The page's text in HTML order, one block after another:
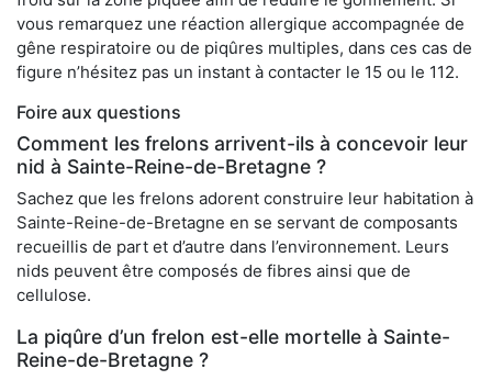
vous remarquez une réaction allergique accompagnée de
gêne respiratoire ou de piqûres multiples, dans ces cas de
figure n’hésitez pas un instant à contacter le 15 ou le 112.
Foire aux questions
Comment les frelons arrivent-ils à concevoir leur
nid à Sainte-Reine-de-Bretagne ?
Sachez que les frelons adorent construire leur habitation à
Sainte-Reine-de-Bretagne en se servant de composants
recueillis de part et d’autre dans l’environnement. Leurs
nids peuvent être composés de fibres ainsi que de
cellulose.
La piqûre d’un frelon est-elle mortelle à Sainte-
Reine-de-Bretagne ?